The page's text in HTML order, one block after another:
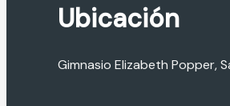
Ubicación
Gimnasio Elizabeth Popper,